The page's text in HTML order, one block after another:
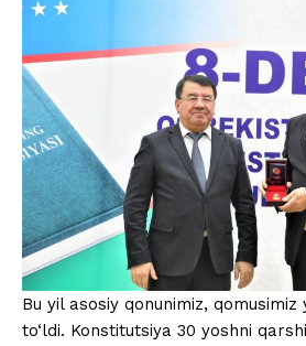
Bu yil asosiy qonunimiz,
to‘ldi. Konstitutsiya 30 yoshni